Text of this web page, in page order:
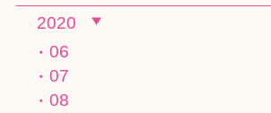
2020
06
07
08